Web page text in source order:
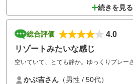
続きを見る
総合評価
4.0
リゾートみたいな感じ
空いていて、とても静か。ゆっくりプレー
かぶ吉さん （男性 / 50代）